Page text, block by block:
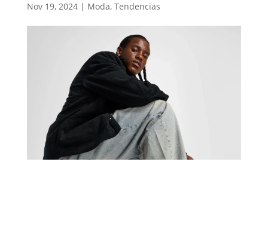
Nov 19, 2024| Moda, Tendencias